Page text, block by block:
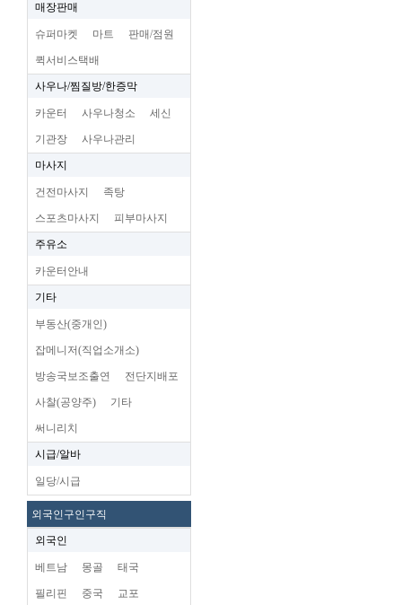
매장판매
슈퍼마켓 마트 판매/점원
퀵서비스택배
사우나/찜질방/한증막
카운터 사우나청소 세신
기관장 사우나관리
마사지
건전마사지 족탕
스포츠마사지 피부마사지
주유소
카운터안내
기타
부동산(중개인)
잡메니저(직업소개소)
방송국보조출연 전단지배포
사찰(공양주) 기타
써니리치
시급/알바
일당/시급
외국인구인구직
외국인
베트남 몽골 태국
필리핀 중국 교포